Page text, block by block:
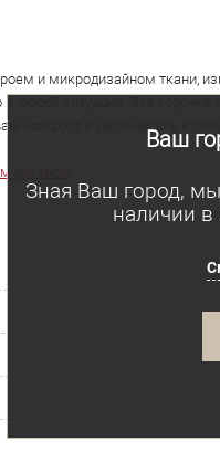
Ваш
Зная Ваш город,
наличии в
и микродизайном ткани,
любой ситуации. Эта
комфорт и уверенность в
рукавом